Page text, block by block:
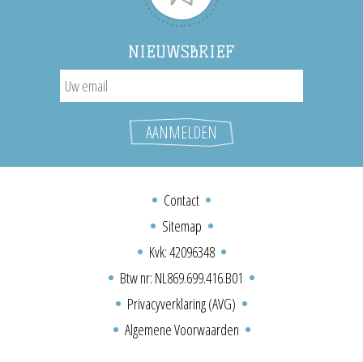
NIEUWSBRIEF
Contact
Sitemap
Kvk: 42096348
Btw nr: NL869.699.416.B01
Privacyverklaring (AVG)
Algemene Voorwaarden